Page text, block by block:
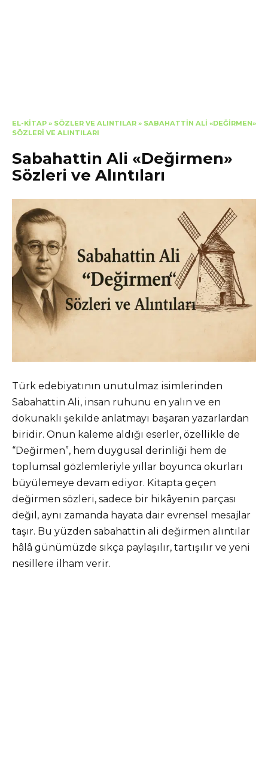
EL-KITAP » SÖZLER VE ALINTILAR » SABAHATTIN ALI «DEĞIRMEN»
SÖZLERI VE ALINTILARI
Sabahattin Ali «Değirmen»
Sözleri ve Alıntıları
Türk edebiyatının unutulmaz isimlerinden
Sabahattin Ali, insan ruhunu en yalın ve en
dokunaklı şekilde anlatmayı başaran yazarlardan
biridir. Onun kaleme aldığı eserler, özellikle de
“Değirmen”, hem duygusal derinliği hem de
toplumsal gözlemleriyle yıllar boyunca okurları
büyülemeye devam ediyor. Kitapta geçen
değirmen sözleri, sadece bir hikâyenin parçası
değil, aynı zamanda hayata dair evrensel mesajlar
taşır. Bu yüzden sabahattin ali değirmen alıntılar
hâlâ günümüzde sıkça paylaşılır, tartışılır ve yeni
nesillere ilham verir.